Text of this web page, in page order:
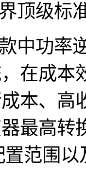
顶级标
功率逆
在成本
本、高
最高转
范围